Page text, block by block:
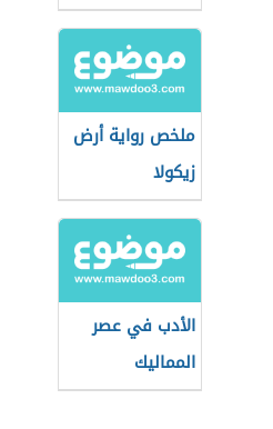
ملخص رواية أرض
زيكولا
الأدب في عصر
المماليك